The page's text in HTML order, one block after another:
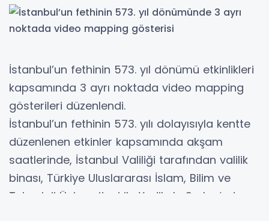
İstanbul’un fethinin 573. yıl dönümü etkinlikleri
kapsamında 3 ayrı noktada video mapping
gösterileri düzenlendi.
İstanbul’un fethinin 573. yılı dolayısıyla kentte
düzenlenen etkinler kapsamında akşam
saatlerinde, İstanbul Valiliği tarafından valilik
binası, Türkiye Uluslararası İslam, Bilim ve
Teknoloji Üniversitesi ile Yedikule Surları‘nda